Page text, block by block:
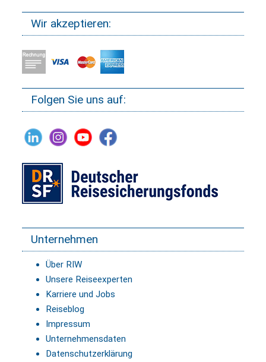
Wir akzeptieren:
Folgen Sie uns auf:
Unternehmen
Über RIW
Unsere Reiseexperten
Karriere und Jobs
Reiseblog
Impressum
Unternehmensdaten
Datenschutzerklärung